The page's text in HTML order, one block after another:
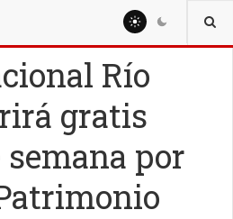
Río
gratis
por